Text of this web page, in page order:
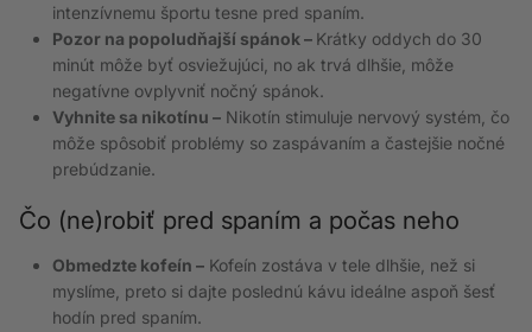
intenzívnemu športu tesne pred spaním.
Pozor na popoludňajší spánok – Krátky oddych do 30
minút môže byť osviežujúci, no ak trvá dlhšie, môže
negatívne ovplyvniť nočný spánok.
Vyhnite sa nikotínu – Nikotín stimuluje nervový systém, čo
môže spôsobiť problémy so zaspávaním a častejšie nočné
prebúdzanie.
Čo (ne)robiť pred spaním a počas neho
Obmedzte kofeín – Kofeín zostáva v tele dlhšie, než si
myslíme, preto si dajte poslednú kávu ideálne aspoň šesť
hodín pred spaním.